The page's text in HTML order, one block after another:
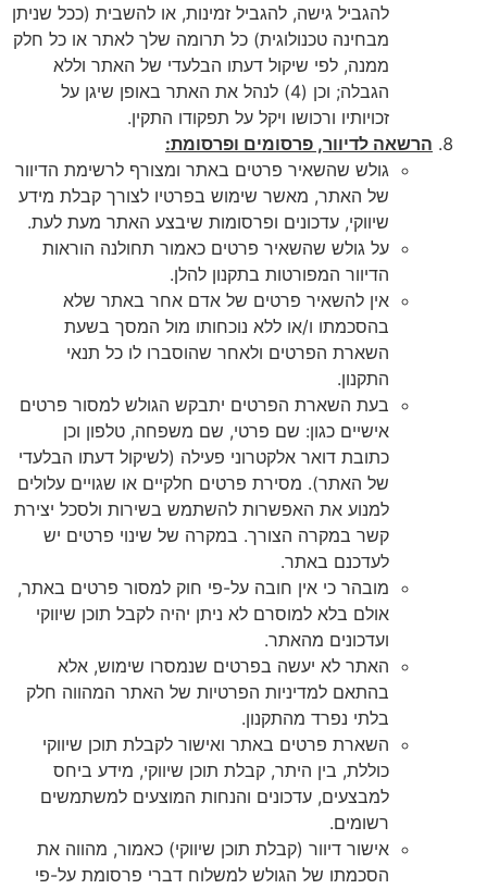
להגביל גישה, להגביל זמינות, או להשבית (ככל שניתן
מבחינה טכנולוגית) כל תרומה שלך לאתר או כל חלק
ממנה, לפי שיקול דעתו הבלעדי של האתר וללא
הגבלה; וכן (4) לנהל את האתר באופן שיגן על
זכויותיו ורכושו ויקל על תפקודו התקין.
הרשאה לדיוור, פרסומים ופרסומת:
גולש שהשאיר פרטים באתר ומצורף לרשימת הדיוור
של האתר, מאשר שימוש בפרטיו לצורך קבלת מידע
שיווקי, עדכונים ופרסומות שיבצע האתר מעת לעת.
על גולש שהשאיר פרטים כאמור תחולנה הוראות
הדיוור המפורטות בתקנון להלן.
אין להשאיר פרטים של אדם אחר באתר שלא
בהסכמתו ו/או ללא נוכחותו מול המסך בשעת
השארת הפרטים ולאחר שהוסברו לו כל תנאי
התקנון.
בעת השארת הפרטים יתבקש הגולש למסור פרטים
אישיים כגון: שם פרטי, שם משפחה, טלפון וכן
כתובת דואר אלקטרוני פעילה (לשיקול דעתו הבלעדי
של האתר). מסירת פרטים חלקיים או שגויים עלולים
למנוע את האפשרות להשתמש בשירות ולסכל יצירת
קשר במקרה הצורך. במקרה של שינוי פרטים יש
לעדכנם באתר.
מובהר כי אין חובה על-פי חוק למסור פרטים באתר,
אולם בלא למוסרם לא ניתן יהיה לקבל תוכן שיווקי
ועדכונים מהאתר.
האתר לא יעשה בפרטים שנמסרו שימוש, אלא
בהתאם למדיניות הפרטיות של האתר המהווה חלק
בלתי נפרד מהתקנון.
השארת פרטים באתר ואישור לקבלת תוכן שיווקי
כוללת, בין היתר, קבלת תוכן שיווקי, מידע ביחס
למבצעים, עדכונים והנחות המוצעים למשתמשים
רשומים.
אישור דיוור (קבלת תוכן שיווקי) כאמור, מהווה את
הסכמתו של הגולש למשלוח דברי פרסומת על-פי